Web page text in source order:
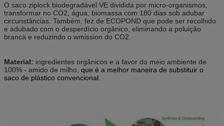
O saco ziplock biodegradável VE dividida por micro-organismos,
transformar no CO2, água, biomassa com 180 dias sob adubar
circunstâncias. Também, fez de ECOPOND que pode ser recolhido
e adubado com o desperdício orgânico, eliminando a poluição
branca e reduzindo o wmission do CO2.
Material: ingredientes orgânicos e a favor do meio ambiente de
100% - amido de milho, que é a melhor maneira de substituir o
saco de plástico convencional.